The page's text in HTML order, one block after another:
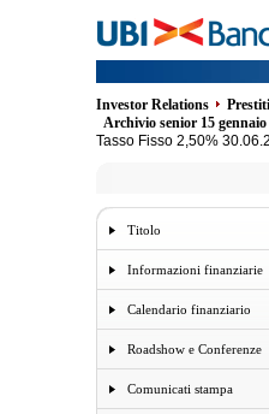
Investor Relations
Archivio senior 15
Tasso Fisso 2,50%
Titolo
Informazioni finanziarie
Calendario finanziario
Roadshow e Conferenze
Comunicati stampa